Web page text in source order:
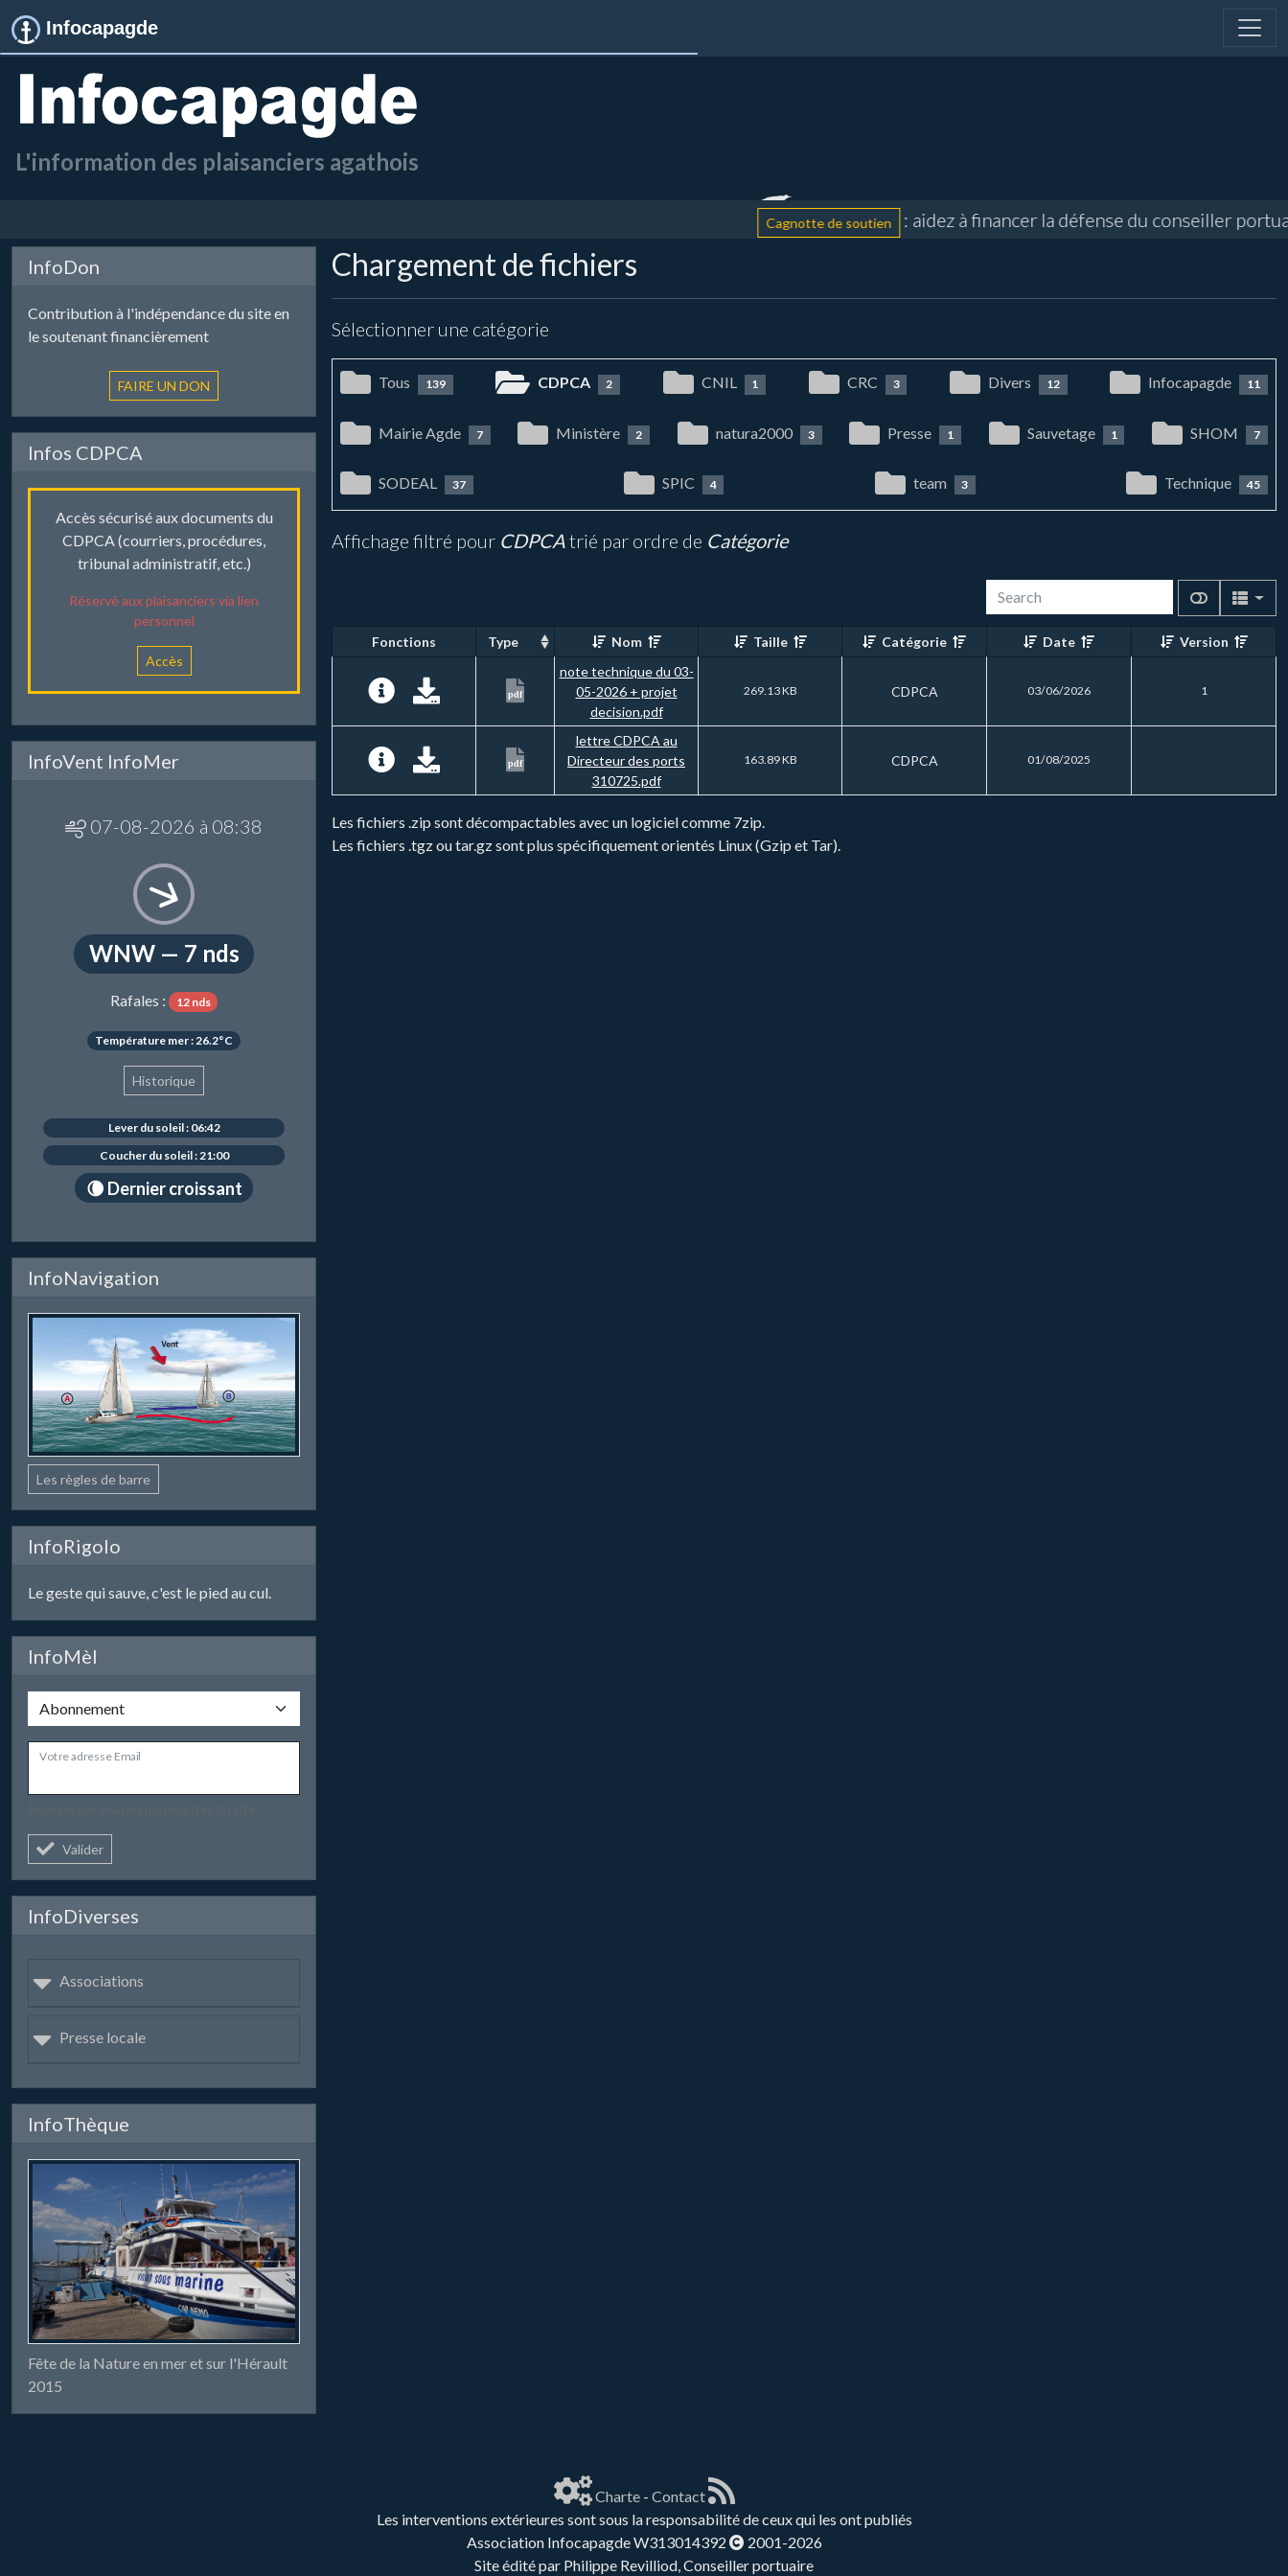
Infocapagde
L'information des plaisanciers agathois
Cagnotte de soutien : aidez à financer la défense du conseiller
InfoDon
Contribution à l'indépendance du site en
le soutenant financièrement
Infos CDPCA
Accès sécurisé aux documents du
CDPCA (courriers, procédures,
tribunal administratif, etc.)
Réservé aux plaisanciers via lien
personnel
Accès
InfoVent InfoMer
07-08-2026 à 08:38
WNW — 7 nds
Rafales : 12 nds
Température mer : 26.2°C
Historique
Lever du soleil : 06:42
Coucher du soleil : 21:00
🌘 Dernier croissant
InfoNavigation
Les règles de barre
InfoRigolo
Le geste qui sauve, c'est le pied au cul.
InfoMèl
Votre adresse Email
Valider
InfoDiverses
Associations
Presse locale
InfoThèque
Fête de la Nature en mer et sur l'Hérault
2015
Chargement de fichiers
Sélectionner une catégorie
Tous 139 CDPCA 2 CNIL 1 CRC 3 Divers 12 Infocapagde 11
Mairie Agde 7 Ministère 2 natura2000 3 Presse 1 Sauvetage 1 SHOM 7
SODEAL 37 SPIC 4 team 3 Technique 45
Affichage filtré pour CDPCAtrié par ordre de Catégorie
Fonctions Type Nom Taille Catégorie Date Version
pdf
note technique du 03-
05-2026 + projet
decision.pdf
269.13 KB CDPCA 03/06/2026 1
pdf
lettre CDPCA au
Directeur des ports
310725.pdf
163.89 KB CDPCA 01/08/2025
Les fichiers .zip sont décompactables avec un logiciel comme 7zip.
Les fichiers .tgz ou tar.gz sont plus spécifiquement orientés Linux (Gzip et Tar).
Charte- Contact
Les interventions extérieures sont sous la responsabilité de ceux qui les ont publiés
Association Infocapagde W313014392
2001-2026
Site édité par Philippe Revilliod, Conseiller portuaire